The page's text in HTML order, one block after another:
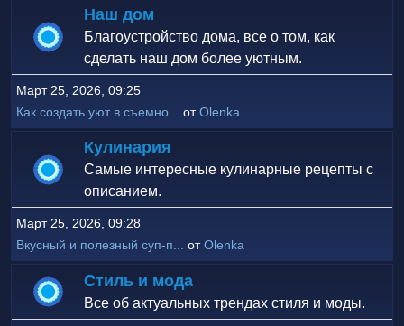
Наш дом
Благоустройство дома, все о том, как
сделать наш дом более уютным.
Март 25, 2026, 09:25
Как создать уют в съемно... отOlenka
Кулинария
Самые интересные кулинарные рецепты с
описанием.
Март 25, 2026, 09:28
Вкусный и полезный суп-п... отOlenka
Стиль и мода
Все об актуальных трендах стиля и моды.